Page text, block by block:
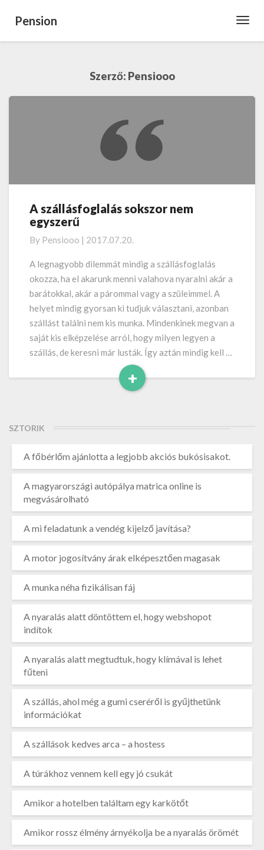
Pension
Szerző: Pensiooo
A
szállásfoglalás
nem
egyszerű
A szállásfoglalás sokszor nem
egyszerű
By Pensiooo | 2017.07.20.
A legnagyobb dilemmát mindig a szállásfoglalás
okozza, ha el akarunk menni valahova nyaralni akár a
barátokkal, akár a párommal vagy a szüleimmel. A
helyet mindig gyorsan ki tudjuk választani, azonban
szállást találni nem kis munka. Mindenkinek megvan a
saját kis elképzelése arról, hogy milyen legyen a
szállás, de keresni már lusták. Így aztán mindig kell …
+
Read
SZTORIK
A főbérlőm ajánlotta a legjobb akciós bukósisakot.
A magyarországi autópálya matrica online is
megvásárolható
A mi feladatunk a vendég kijelző javítása?
A motor jogosítvány árak elképesztően magasak
A munka néha fizikálisan fáj
A nyaralás alatt döntöttem el, hogy webshopot
indítok
A nyaralás alatt megtudtuk, hogy klímával is lehet
fűteni
A szállás, ahol még a gumi cseréről is gyűjthetünk
információkat
A szállások kedves arca – a hostess
A túrákhoz vennem kell egy jó csukát
Amikor a hotelben találtam egy karkötőt
Amikor rossz élmény árnyékolja be a nyaralás örömét